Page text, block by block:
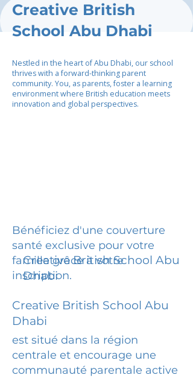
Creative British
School Abu Dhabi
Nestled in the heart of Abu Dhabi, our school
thrives with a forward-thinking parent
community. You, as parents, foster a learning
environment where British education meets
innovation and global perspectives.
Bénéficiez d'une couverture
santé exclusive pour votre
famille grâce à votre
inscription.
Creative British School Abu
Dhabi
Creative British School Abu
Dhabi
est situé dans la région
centrale et encourage une
communauté parentale active